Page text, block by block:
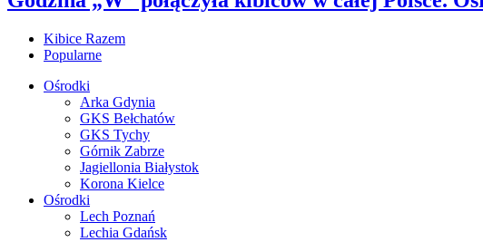
Kibice Razem
Popularne
Ośrodki
Arka Gdynia
GKS Bełchatów
GKS Tychy
Górnik Zabrze
Jagiellonia Białystok
Korona Kielce
Ośrodki
Lech Poznań
Lechia Gdańsk